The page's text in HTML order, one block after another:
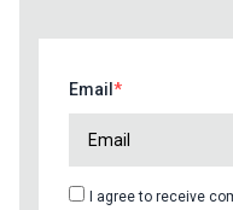
Email
I agree to receive